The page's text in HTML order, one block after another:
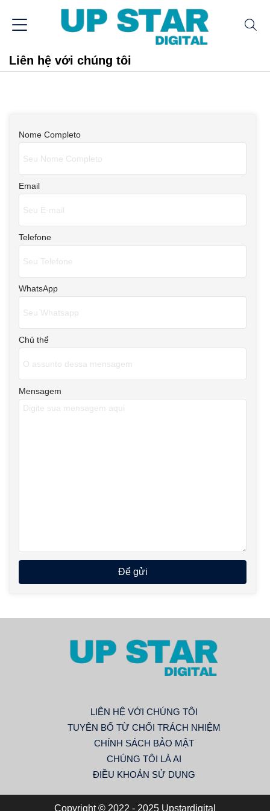
Liên hệ với chúng tôi
Nome Completo
Email
Telefone
WhatsApp
Chủ thể
Mensagem
Để gửi
LIÊN HỆ VỚI CHÚNG TÔI
TUYÊN BỐ TỪ CHỐI TRÁCH NHIỆM
CHÍNH SÁCH BẢO MẬT
CHÚNG TÔI LÀ AI
ĐIỀU KHOẢN SỬ DỤNG
Copyright © 2022 - 2025 Upstardigital